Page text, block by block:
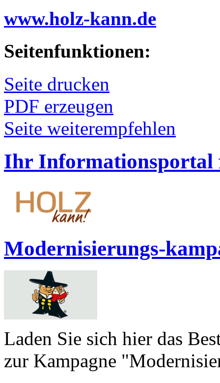
www.holz-kann.de
Seitenfunktionen:
Seite drucken
PDF erzeugen
Seite weiterempfehlen
Ihr Informationsportal
Modernisierungs-
Laden Sie sich hier das
zur Kampagne